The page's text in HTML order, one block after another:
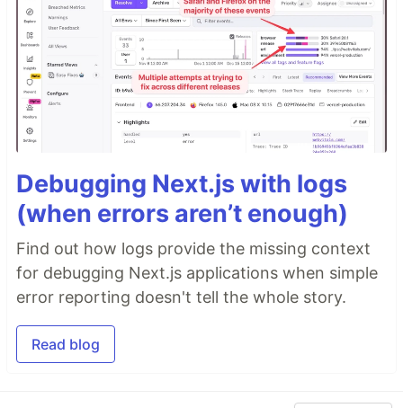
Debugging Next.js with logs
(when errors aren’t enough)
Find out how logs provide the missing context
for debugging Next.js applications when simple
error reporting doesn't tell the whole story.
Read blog